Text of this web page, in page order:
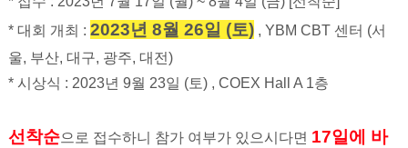
* 대회 개최 : 2023년 8월 26일 (토), YBM CBT 센터 (서
울, 부산, 대구, 광주, 대전)
* 시상식 : 2023년 9월 23일 (토) , COEX Hall A 1층
선착순으로 접수하니 참가 여부가 있으시다면 17일에 바